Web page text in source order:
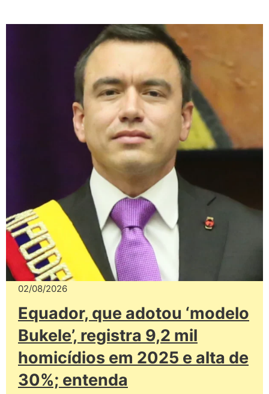
02/08/2026
Equador, que adotou ‘modelo
Bukele’, registra 9,2 mil
homicídios em 2025 e alta de
30%; entenda